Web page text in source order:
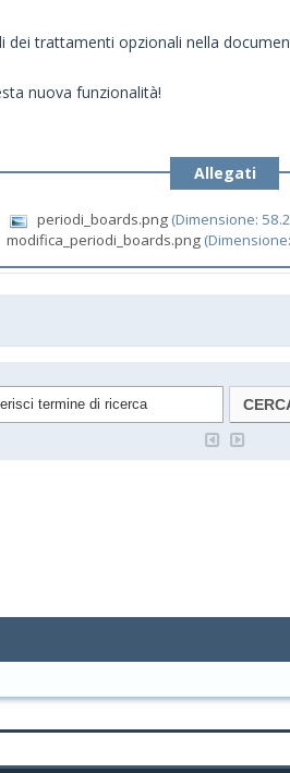
trattamenti opzionali nella
nuova funzionalità!
Allegati
periodi_boards.png(Dimensione:
modifica_periodi_boards.png